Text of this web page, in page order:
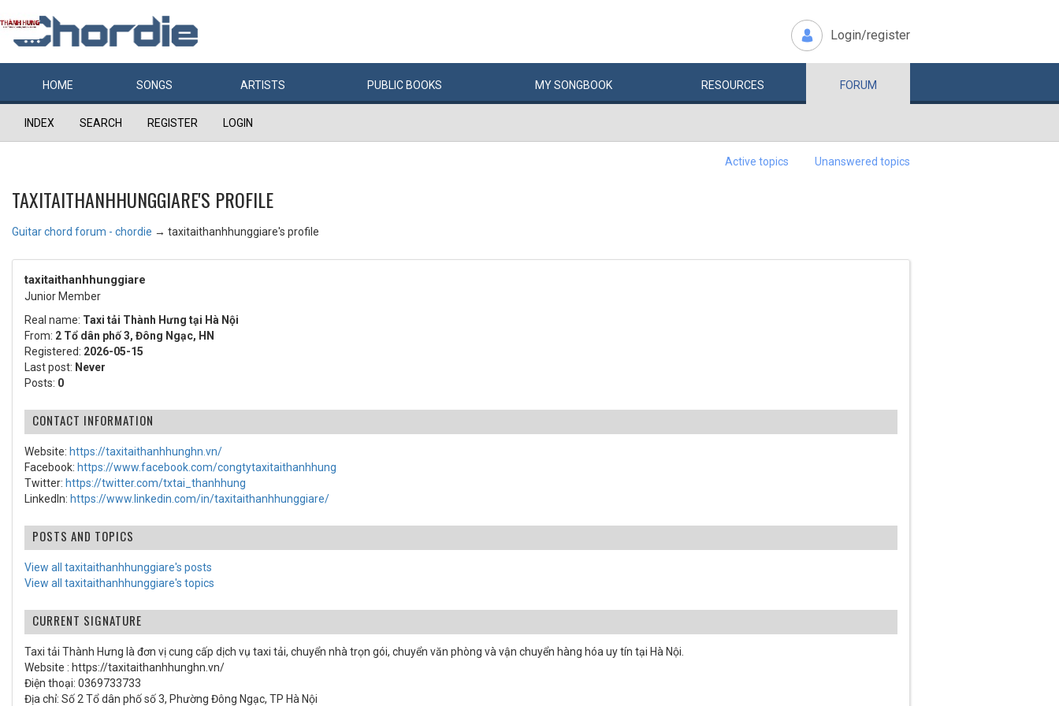
Login/register
HOME SONGS ARTISTS PUBLIC BOOKS MYSONGBOOK RESOURCES FORUM
INDEX SEARCH REGISTER LOGIN
Active topics Unanswered topics
TAXITAITHANHHUNGGIARE'S PROFILE
Guitar chord forum - chordie → taxitaithanhhunggiare's profile
taxitaithanhhunggiare
Junior Member
Real name: Taxi tải Thành Hưng tại Hà Nội
From: 2 Tổ dân phố 3, Đông Ngạc, HN
Registered: 2026-05-15
Last post: Never
Posts: 0
CONTACT INFORMATION
Website: https://taxitaithanhhunghn.vn/
Facebook: https://www.facebook.com/congtytaxitaithanhhung
Twitter: https://twitter.com/txtai_thanhhung
LinkedIn: https://www.linkedin.com/in/taxitaithanhhunggiare/
POSTS AND TOPICS
View all taxitaithanhhunggiare's posts
View all taxitaithanhhunggiare's topics
CURRENT SIGNATURE
Taxi tải Thành Hưng là đơn vị cung cấp dịch vụ taxi tải, chuyển nhà trọn gói, chuyển văn phòng và vận chuyển hàng hóa uy tín tại Hà Nội.
Website : https://taxitaithanhhunghn.vn/
Điện thoại: 0369733733
Địa chỉ: Số 2 Tổ dân phố số 3, Phường Đông Ngạc, TP Hà Nội